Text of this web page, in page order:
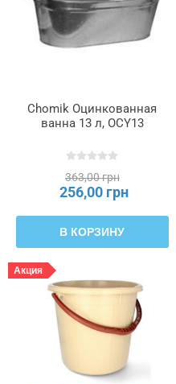
Chomik Оцинкованная
ванна 13 л, OCY13
363,00 грн
256,00 грн
В КОРЗИНУ
Акция